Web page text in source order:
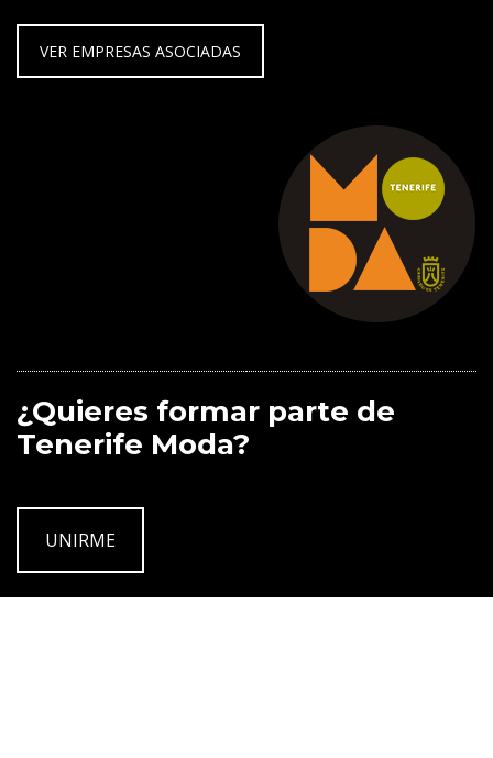
VER EMPRESAS ASOCIADAS
¿Quieres formar parte de
Tenerife Moda?
UNIRME